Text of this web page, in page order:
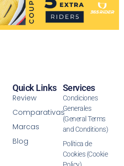
Services
Condiciones
Generales
(General Terms
and Conditions)
Política de
Cookies (Cookie
Policy)
Quick Links
Review
Comparativas
Marcas
Blog